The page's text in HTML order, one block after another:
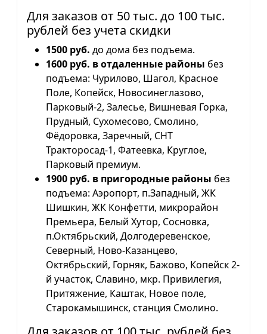
Для заказов от 50 тыс. до 100 тыс.
рублей без учета скидки
1500 руб. до дома без подъема.
1600 руб. в отдаленные районы без
подъема: Чурилово, Шагол, Красное
Поле, Копейск, Новосинеглазово,
Парковый-2, Залесье, Вишневая Горка,
Прудный, Сухомесово, Смолино,
Фёдоровка, Заречный, СНТ
Тракторосад-1, Фатеевка, Круглое,
Парковый премиум.
1900 руб. в пригородные районы без
подъема: Аэропорт, п.Западный, ЖК
Шишкин, ЖК Конфетти, микрорайон
Премьера, Белый Хутор, Сосновка,
п.Октябрьский, Долгодеревенское,
Северный, Ново-Казанцево,
Октябрьский, Горняк, Бажово, Копейск 2-
й участок, Славино, мкр. Привилегия,
Притяжение, Каштак, Новое поле,
Старокамышинск, станция Смолино.